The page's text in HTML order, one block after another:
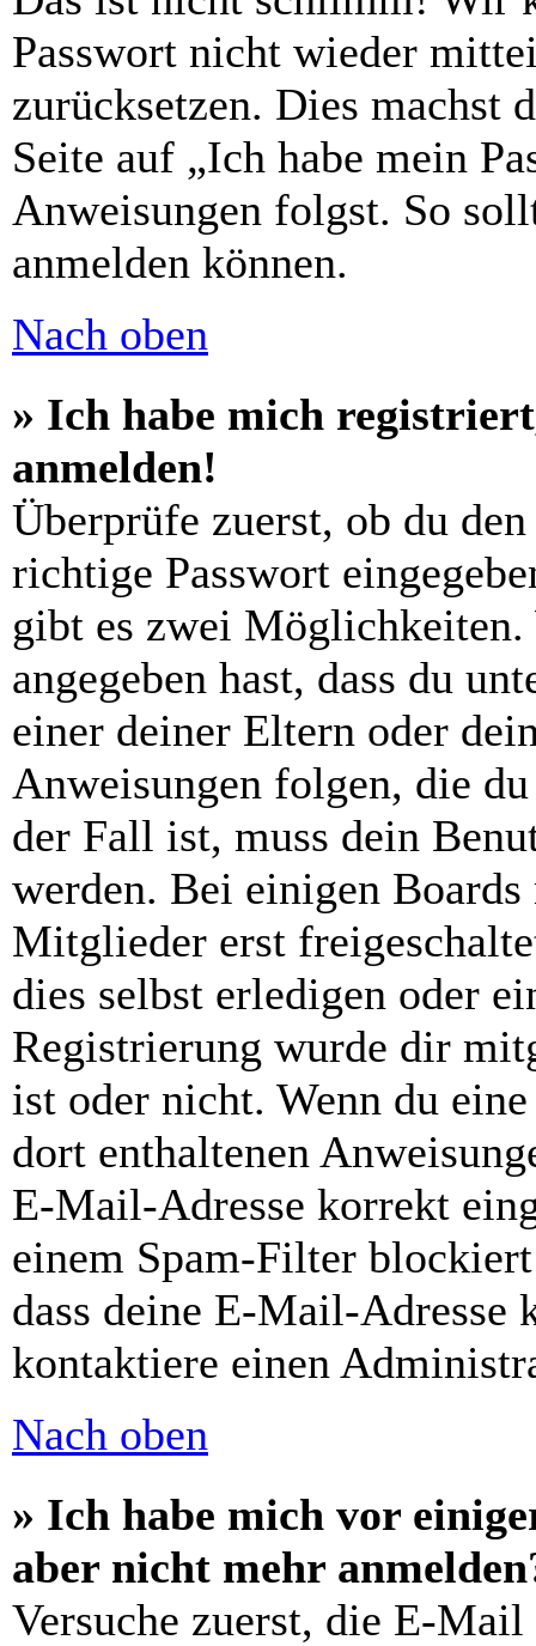
Passwort nicht wieder
zurücksetzen. Dies machst
Seite auf „Ich habe mein
Anweisungen folgst. So
anmelden können.
Nach oben
» Ich habe mich
anmelden!
Überprüfe zuerst, ob du
richtige Passwort
gibt es zwei
angegeben hast, dass du
einer deiner Eltern oder
Anweisungen folgen, die
der Fall ist, muss dein
werden. Bei einigen Boards
Mitglieder erst
dies selbst erledigen oder
Registrierung wurde dir
ist oder nicht. Wenn du
dort enthaltenen
E-Mail-Adresse korrekt
einem Spam-Filter
dass deine E-Mail-Adresse
kontaktiere einen
Nach oben
» Ich habe mich vor
aber nicht mehr
Versuche zuerst, die E-